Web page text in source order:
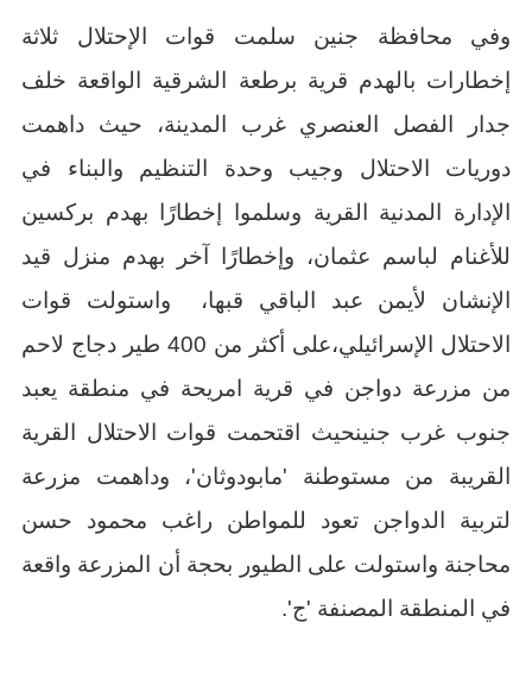
وفي محافظة جنين سلمت قوات الإحتلال ثلاثة
إخطارات بالهدم قرية برطعة الشرقية الواقعة خلف
جدار الفصل العنصري غرب المدينة، حيث داهمت
دوريات الاحتلال وجيب وحدة التنظيم والبناء في
الإدارة المدنية القرية وسلموا إخطارًا بهدم بركسين
للأغنام لباسم عثمان، وإخطارًا آخر بهدم منزل قيد
الإنشان لأيمن عبد الباقي قبها، واستولت قوات
الاحتلال الإسرائيلي،على أكثر من 400 طير دجاج لاحم
من مزرعة دواجن في قرية امريحة في منطقة يعبد
جنوب غرب جنينحيث اقتحمت قوات الاحتلال القرية
القريبة من مستوطنة 'مابودوثان'، وداهمت مزرعة
لتربية الدواجن تعود للمواطن راغب محمود حسن
محاجنة واستولت على الطيور بحجة أن المزرعة واقعة
في المنطقة المصنفة 'ج'.